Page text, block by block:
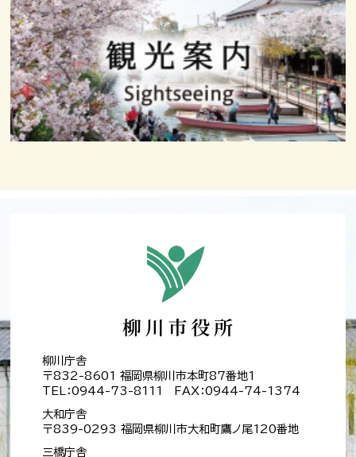
柳川庁舎
〒832-8601 福岡県柳川市本町87番地1
TEL：0944-73-8111 FAX：0944-74-1374
大和庁舎
〒839-0293 福岡県柳川市大和町鷹ノ尾120番地
三橋庁舎